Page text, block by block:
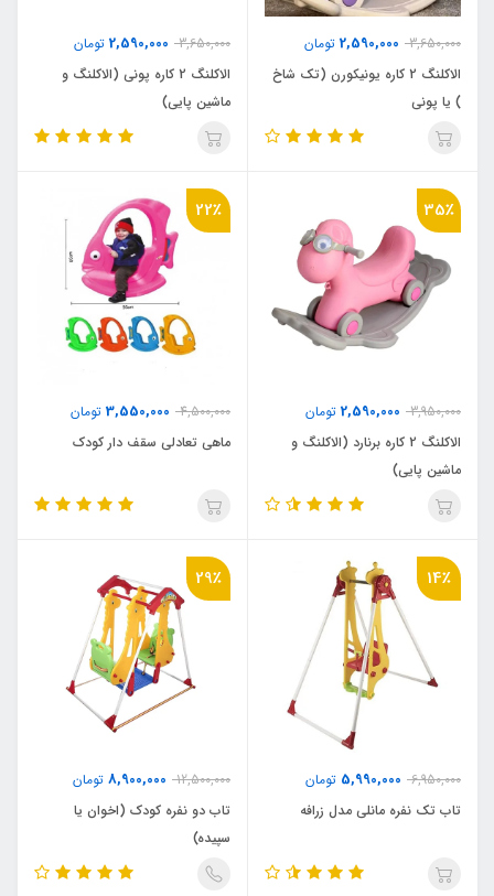
3,650,000
2,590,000 تومان
الاکلنگ 2 کاره یونیکورن (تک شاخ
) یا پونی
3,650,000
2,590,000 تومان
الاکلنگ 2 کاره پونی (الاکلنگ و
ماشین پایی)
35٪
3,950,000
2,590,000 تومان
الاکلنگ 2 کاره برنارد (الاکلنگ و
ماشین پایی)
22٪
4,500,000
3,550,000 تومان
ماهی تعادلی سقف دار کودک
14٪
6,950,000
5,990,000 تومان
تاب تک نفره مانلی مدل زرافه
29٪
12,500,000
8,900,000 تومان
تاب دو نفره کودک (اخوان یا
سپیده)